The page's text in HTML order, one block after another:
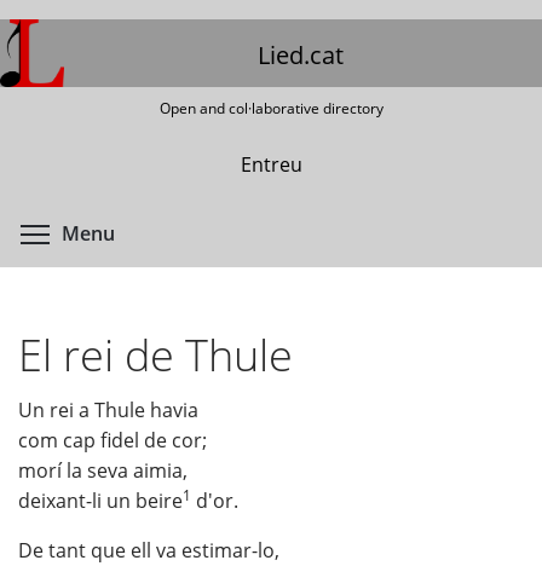
Skip
to
main
Lied.cat
Open and col·laborative directory
Entreu
Menu
El rei de Thule
Un rei a Thule havia
com cap fidel de cor;
morí la seva aimia,
deixant-li un beire1 d'or.
De tant que ell va estimar-lo,